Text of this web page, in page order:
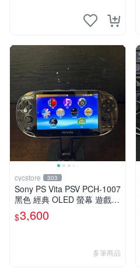
cycstore 303
Sony PS Vita PSV PCH-1007
黑色 經典 OLED 螢幕 遊戲掌
機 附充電線 經典收藏 掌上型
遊戲機
$3,600
多筆商品